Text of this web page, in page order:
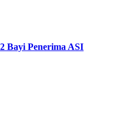
Bayi Penerima ASI